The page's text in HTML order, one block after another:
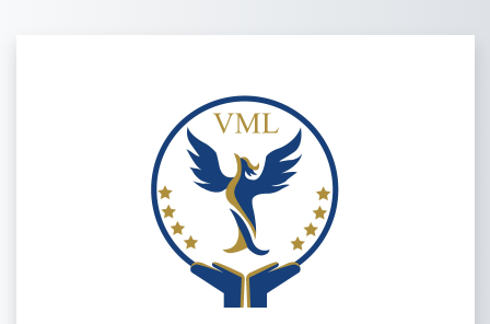
Entrar a